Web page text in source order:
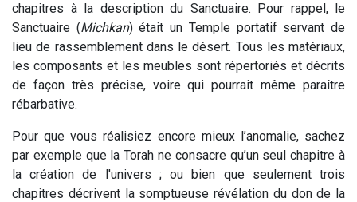
chapitres à la description du Sanctuaire. Pour rappel, le
Sanctuaire (Michkan) était un Temple portatif servant de
lieu de rassemblement dans le désert. Tous les matériaux,
les composants et les meubles sont répertoriés et décrits
de façon très précise, voire qui pourrait même paraître
rébarbative.
Pour que vous réalisiez encore mieux l’anomalie, sachez
par exemple que la Torah ne consacre qu’un seul chapitre à
la création de l'univers ; ou bien que seulement trois
chapitres décrivent la somptueuse révélation du don de la